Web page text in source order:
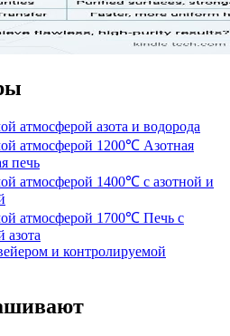
атмосферой азота и водорода
атмосферой 1200℃ Азотная
печь
атмосферой 1400℃ с азотной и
атмосферой 1700℃ Печь с
азота
и контролируемой